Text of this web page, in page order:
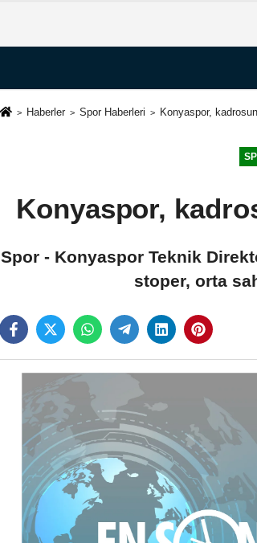
Haberler Spor Haberleri Konyaspor,
Konyaspor,
Spor - Konyaspor Teknik
stoper, orta